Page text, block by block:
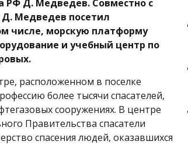
РФ Д. Медведев. Совместно с
Медведев посетил
числе, морскую платформу
и учебный центр по
расположенном в поселке
более тысячи спасателей,
сооружениях. В центре
Правительства спасатели
спасения людей, оказавшихся